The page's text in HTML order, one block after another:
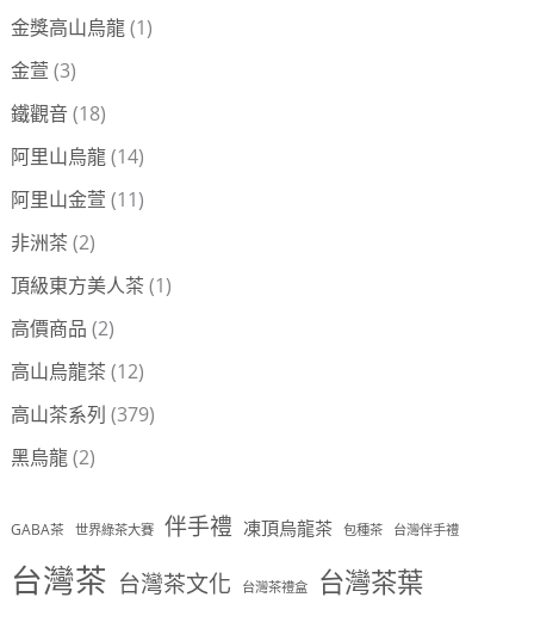
金獎高山烏龍(1)
金萱 (3)
鐵觀音 (18)
阿里山烏龍(14)
阿里山金萱 (11)
非洲茶 (2)
頂級東方美人茶 (1)
高價商品 (2)
高山烏龍茶 (12)
高山茶系列 (379)
黑烏龍(2)
GABA茶 世界綠茶大賽 伴手禮 凍頂烏龍茶 包種茶 台灣伴手禮
台灣茶 台灣茶文化 台灣茶禮盒 台灣茶葉